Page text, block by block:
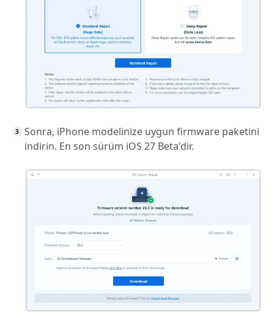
Sonra, iPhone modelinize uygun firmware paketini
indirin. En son sürüm iOS 27 Beta'dir.